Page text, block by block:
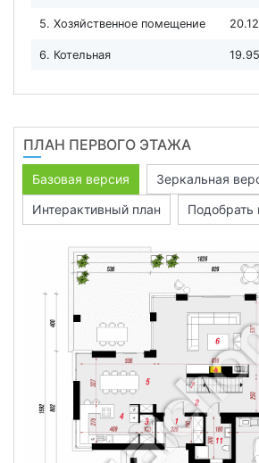
5. Хозяйственное помещение 20.12
6. Котельная 19.95
ПЛАН ПЕРВОГО ЭТАЖА
Базовая версия
Зеркальная
Интерактивный план
Подобрать